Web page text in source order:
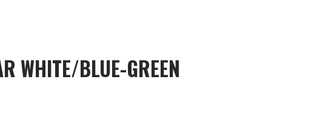
WHITE/BLUE-GREEN